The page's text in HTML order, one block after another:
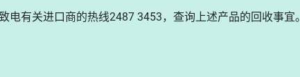
电有关进口商的热线2487 3453，查询上述产品的回收事宜。